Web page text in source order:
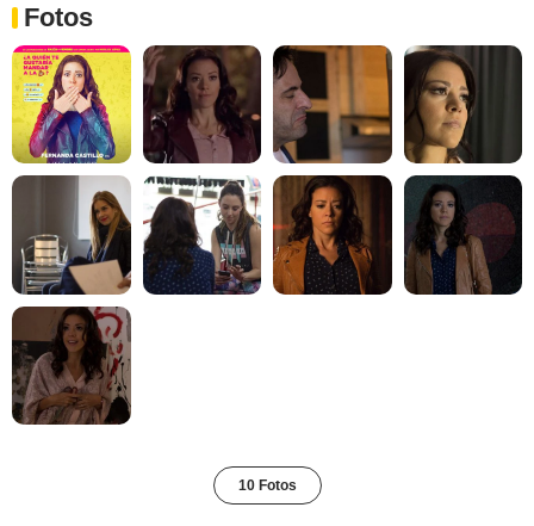
Fotos
10 Fotos